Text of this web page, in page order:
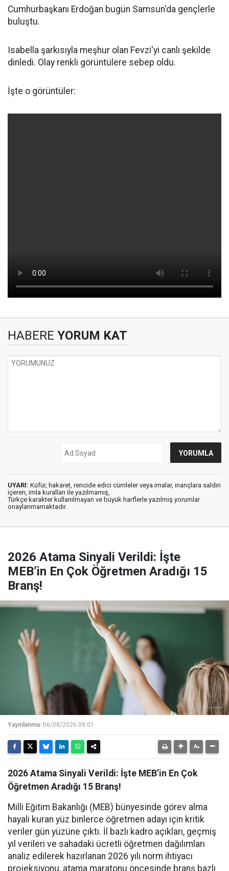
Cumhurbaşkanı Erdoğan bugün Samsun'da gençlerle
buluştu.
Isabella şarkısıyla meşhur olan Fevzi'yi canlı şekilde
dinledi. Olay renkli görüntülere sebep oldu.
İşte o görüntüler:
HABERE YORUM KAT
UYARI: Küfür, hakaret, rencide edici cümleler veya imalar, inançlara saldırı
içeren, imla kuralları ile yazılmamış,
Türkçe karakter kullanılmayan ve büyük harflerle yazılmış yorumlar
onaylanmamaktadır.
2026 Atama Sinyali Verildi: İşte
MEB’in En Çok Öğretmen Aradığı 15
Branş!
Yayınlanma: 06/08/2026 09:01
2026 Atama Sinyali Verildi: İşte MEB’in En Çok
Öğretmen Aradığı 15 Branş!
Milli Eğitim Bakanlığı (MEB) bünyesinde görev alma
hayali kuran yüz binlerce öğretmen adayı için kritik
veriler gün yüzüne çıktı. İl bazlı kadro açıkları, geçmiş
yıl verileri ve sahadaki ücretli öğretmen dağılımları
analiz edilerek hazırlanan 2026 yılı norm ihtiyacı
projeksiyonu, atama maratonu öncesinde branş bazlı